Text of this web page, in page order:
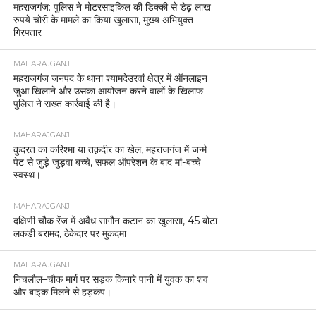
महराजगंज: पुलिस ने मोटरसाइकिल की डिक्की से डेढ़ लाख
रुपये चोरी के मामले का किया खुलासा, मुख्य अभियुक्त
गिरफ्तार
MAHARAJGANJ
महराजगंज जनपद के थाना श्यामदेउरवां क्षेत्र में ऑनलाइन
जुआ खिलाने और उसका आयोजन करने वालों के खिलाफ
पुलिस ने सख्त कार्रवाई की है।
MAHARAJGANJ
कुदरत का करिश्मा या तक़दीर का खेल, महराजगंज में जन्मे
पेट से जुड़े जुड़वा बच्चे, सफल ऑपरेशन के बाद मां-बच्चे
स्वस्थ।
MAHARAJGANJ
दक्षिणी चौक रेंज में अवैध सागौन कटान का खुलासा, 45 बोटा
लकड़ी बरामद, ठेकेदार पर मुकदमा
MAHARAJGANJ
निचलौल–चौक मार्ग पर सड़क किनारे पानी में युवक का शव
और बाइक मिलने से हड़कंप।